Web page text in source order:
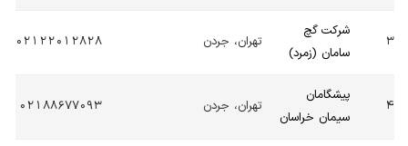
3
شرکت گچ
سامان (زمرد)
تهران، جردن 02122012828
4
پیشگامان
سیمان خراسان
تهران، جردن 02188677093